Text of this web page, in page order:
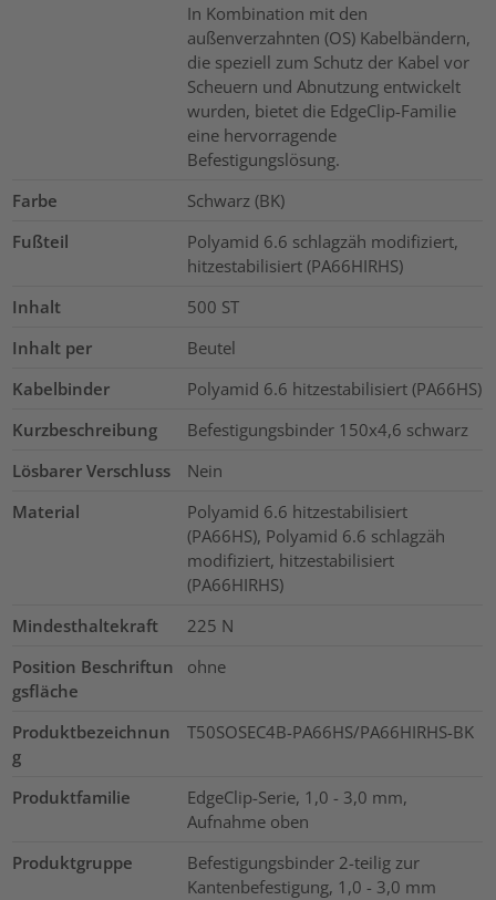
In Kombination mit den
außenverzahnten (OS) Kabelbändern,
die speziell zum Schutz der Kabel vor
Scheuern und Abnutzung entwickelt
wurden, bietet die EdgeClip-Familie
eine hervorragende
Befestigungslösung.
Farbe
Schwarz (BK)
Fußteil
Polyamid 6.6 schlagzäh modifiziert,
hitzestabilisiert (PA66HIRHS)
Inhalt
500 ST
Inhalt per
Beutel
Kabelbinder
Polyamid 6.6 hitzestabilisiert (PA66HS)
Kurzbeschreibung
Befestigungsbinder 150x4,6 schwarz
Lösbarer Verschluss
Nein
Material
Polyamid 6.6 hitzestabilisiert
(PA66HS), Polyamid 6.6 schlagzäh
modifiziert, hitzestabilisiert
(PA66HIRHS)
Mindesthaltekraft
225 N
Position Beschriftun
gsfläche
ohne
Produktbezeichnun
g
T50SOSEC4B-PA66HS/PA66HIRHS-BK
Produktfamilie
EdgeClip-Serie, 1,0 - 3,0 mm,
Aufnahme oben
Produktgruppe
Befestigungsbinder 2-teilig zur
Kantenbefestigung, 1,0 - 3,0 mm